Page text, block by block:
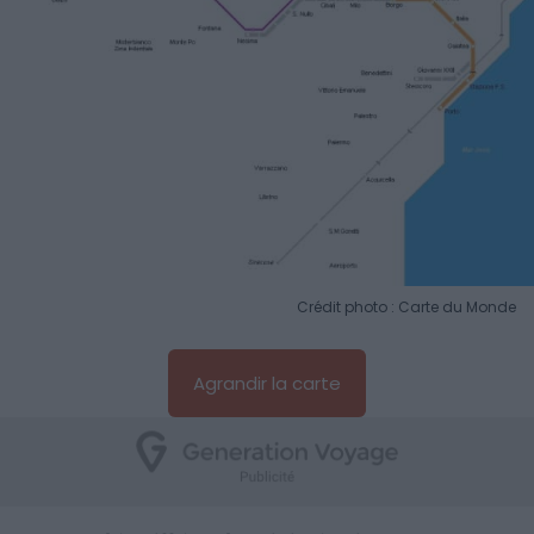
Crédit photo : Carte du Monde
Agrandir la carte